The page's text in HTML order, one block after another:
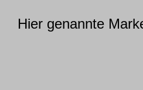
Hier genannte